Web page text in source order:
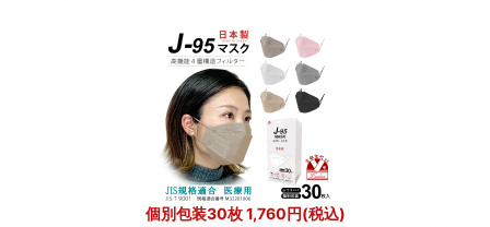
個別包装30枚 1,760円(税込)